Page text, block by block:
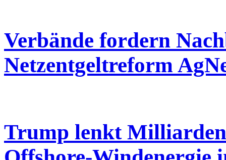
Verbände fordern
Netzentgeltreform
Trump lenkt